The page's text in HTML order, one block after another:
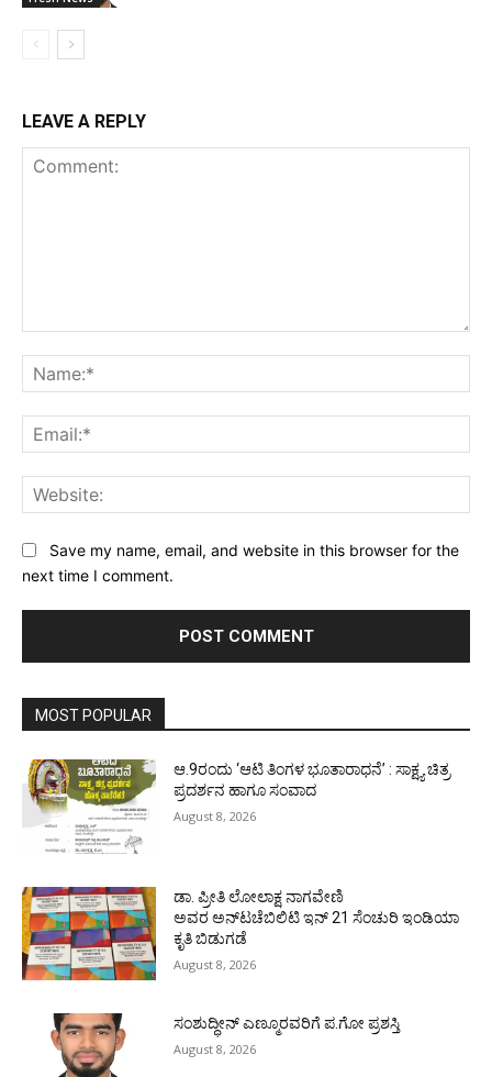
LEAVE A REPLY
Save my name, email, and website in this browser for the
next time I comment.
MOST POPULAR
ಆ.9ರಂದು ‘ಆಟಿ ತಿಂಗಳ ಭೂತಾರಾಧನೆ’ : ಸಾಕ್ಷ್ಯ ಚಿತ್ರ
ಪ್ರದರ್ಶನ ಹಾಗೂ ಸಂವಾದ
August 8, 2026
ಡಾ. ಪ್ರೀತಿ ಲೋಲಾಕ್ಷ ನಾಗವೇಣಿ
ಅವರ ಅನ್‌ಟಚೆಬಿಲಿಟಿ ಇನ್ 21 ಸೆಂಚುರಿ ಇಂಡಿಯಾ
ಕೃತಿ ಬಿಡುಗಡೆ
August 8, 2026
ಸಂಶುದ್ಧೀನ್ ಎಣ್ಮೂರವರಿಗೆ ಪ.ಗೋ ಪ್ರಶಸ್ತಿ
August 8, 2026